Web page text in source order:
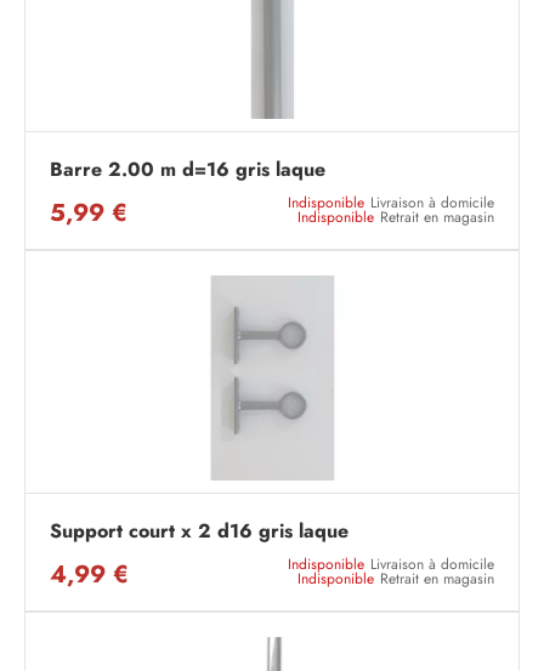
Barre 2.00 m d=16 gris laque
5,99 € Indisponible Livraison à domicile
Indisponible Retrait en magasin
Support court x 2 d16 gris laque
4,99 € Indisponible Livraison à domicile
Indisponible Retrait en magasin